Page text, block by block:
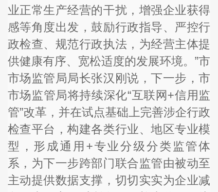
业正常生产经营的干扰，增强企业获得
感等角度出发，鼓励行政指导、严控行
政检查、规范行政执法，为经营主体提
供健康有序、宽松适度的发展环境。”市
市场监管局局长张汉刚说，下一步，市
市场监管局将持续深化“互联网+信用监
管”改革，并在试点基础上完善涉企行政
检查平台，构建各类行业、地区专业模
型，形成通用+专业分级分类监管体
系，为下一步跨部门联合监管由被动至
主动提供数据支撑，切切实实为企业减